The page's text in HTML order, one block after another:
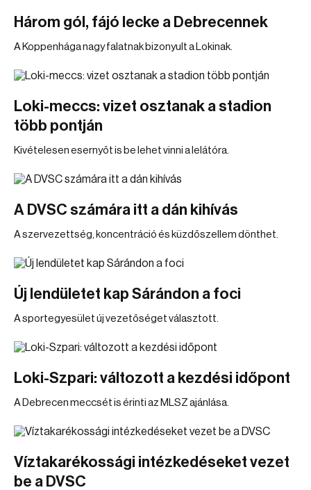
Három gól, fájó lecke a Debrecennek
A Koppenhága nagy falatnak bizonyult a Lokinak.
Loki-meccs: vizet osztanak a stadion
több pontján
Kivételesen esernyőt is be lehet vinni a lelátóra.
A DVSC számára itt a dán kihívás
A szervezettség, koncentráció és küzdőszellem dönthet.
Új lendületet kap Sárándon a foci
A sportegyesület új vezetőséget választott.
Loki-Szpari: változott a kezdési időpont
A Debrecen meccsét is érinti az MLSZ ajánlása.
Víztakarékossági intézkedéseket vezet
be a DVSC